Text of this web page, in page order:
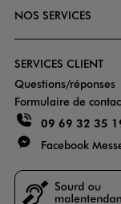
NOS SERVICES
SERVICES CLIENT
Questions/réponses
Formulaire de
09 69 32 35
Facebook